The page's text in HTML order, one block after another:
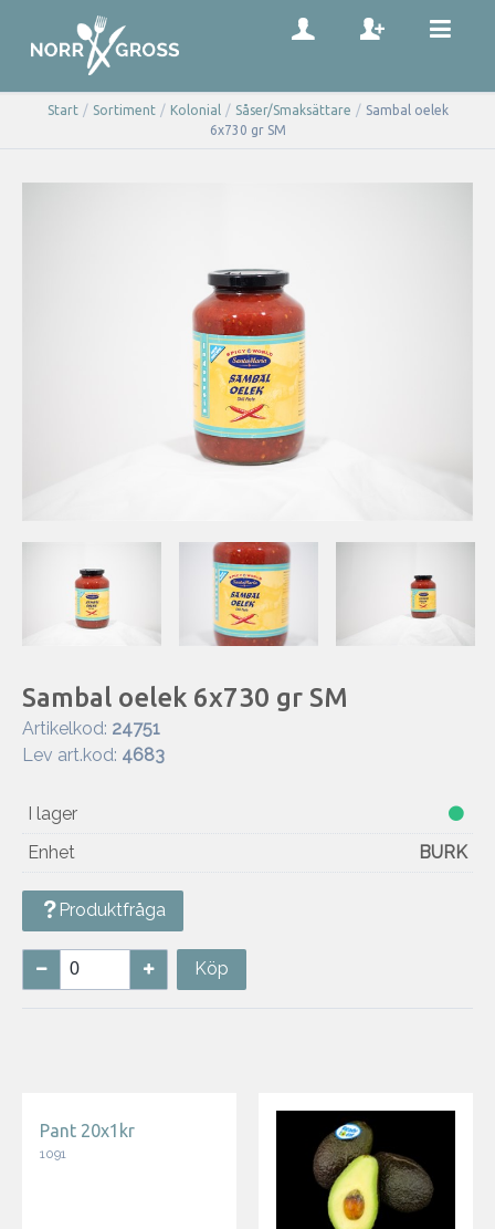
Start / Sortiment / Kolonial / Såser/Smaksättare / Sambal oelek
6x730 gr SM
Sambal oelek 6x730 gr SM
Artikelkod: 24751
Lev art.kod: 4683
I lager
Enhet
BURK
Produktfråga
Köp
Pant 20x1kr
1091